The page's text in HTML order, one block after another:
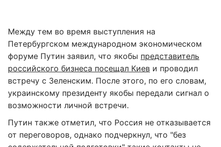
Между тем во время выступления на
Петербургском международном экономическом
форуме Путин заявил, что якобы представитель
российского бизнеса посещал Киев и проводил
встречу с Зеленским. После этого, по его словам,
украинскому президенту якобы передали сигнал о
возможности личной встречи.
Путин также отметил, что Россия не отказывается
от переговоров, однако подчеркнул, что "без